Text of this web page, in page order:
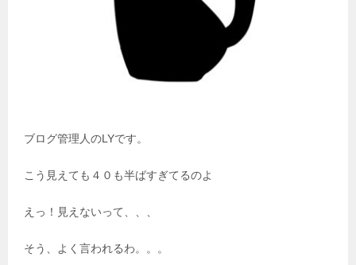
ブログ管理人のLYです。
こう見えても４０も半ばすぎてるのよ
えっ！見えないって、、、
そう、よく言われるわ。。。